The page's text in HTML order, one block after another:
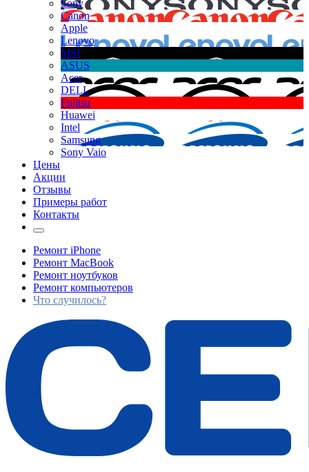
Sony
Canon
Apple
Lenovo
MSI
ASUS
Acer
DELL
Fujitsu
Huawei
Intel
Samsung
Sony Vaio
Цены
Акции
Отзывы
Примеры работ
Контакты
Ремонт iPhone
Ремонт MacBook
Ремонт ноутбуков
Ремонт компьютеров
Что случилось?